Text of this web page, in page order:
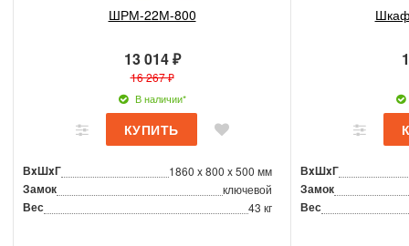
ШРМ-22М-800
13 014 ₽
16 267 ₽
В наличии*
ВxШxГ 1860 x 800 x 500 мм
Замок ключевой
Вес 43 кг
ВxШxГ
Замок
Вес